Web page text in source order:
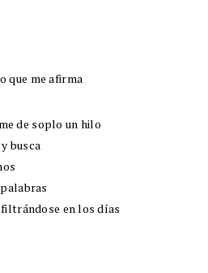
que me afirma
de soplo un hilo
busca
en los días